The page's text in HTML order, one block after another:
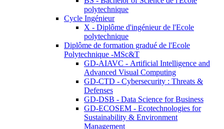
polytechnique
Cycle Ingénieur
X - Diplôme d'ingénieur de l'Ecole
polytechnique
Diplôme de formation gradué de l'Ecole
Polytechnique -MSc&T
GD-AIAVC - Artificial Intelligence and
Advanced Visual Computing
GD-CTD - Cybersecurity : Threats &
Defenses
GD-DSB - Data Science for Business
GD-ECOSEM - Ecotechnologies for
Sustainability & Environment
Management